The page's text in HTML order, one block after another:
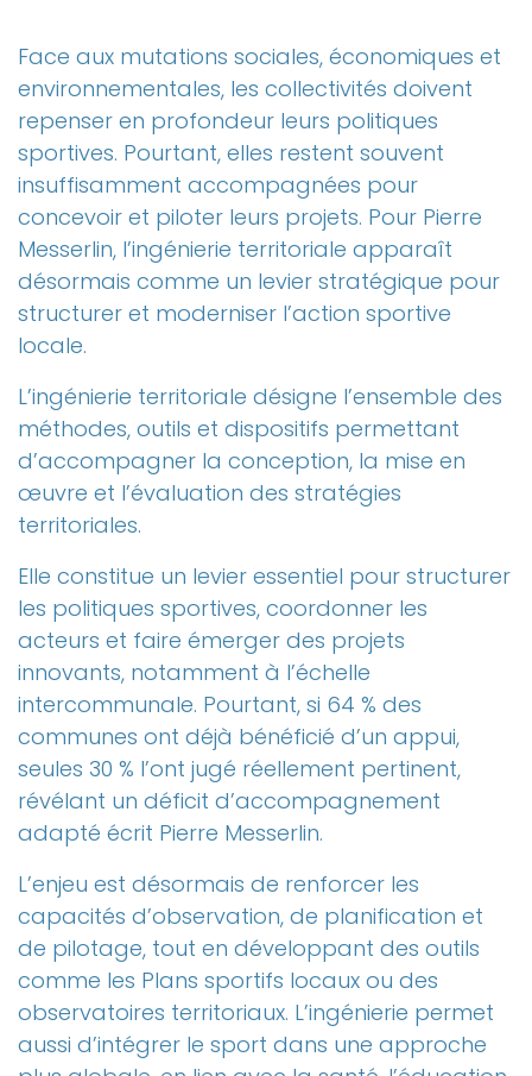
Face aux mutations sociales, économiques et
environnementales, les collectivités doivent
repenser en profondeur leurs politiques
sportives. Pourtant, elles restent souvent
insuffisamment accompagnées pour
concevoir et piloter leurs projets. Pour Pierre
Messerlin, l’ingénierie territoriale apparaît
désormais comme un levier stratégique pour
structurer et moderniser l’action sportive
locale.
L’ingénierie territoriale désigne l’ensemble des
méthodes, outils et dispositifs permettant
d’accompagner la conception, la mise en
œuvre et l’évaluation des stratégies
territoriales.
Elle constitue un levier essentiel pour structurer
les politiques sportives, coordonner les
acteurs et faire émerger des projets
innovants, notamment à l’échelle
intercommunale. Pourtant, si 64 % des
communes ont déjà bénéficié d’un appui,
seules 30 % l’ont jugé réellement pertinent,
révélant un déficit d’accompagnement
adapté écrit Pierre Messerlin.
L’enjeu est désormais de renforcer les
capacités d’observation, de planification et
de pilotage, tout en développant des outils
comme les Plans sportifs locaux ou des
observatoires territoriaux. L’ingénierie permet
aussi d’intégrer le sport dans une approche